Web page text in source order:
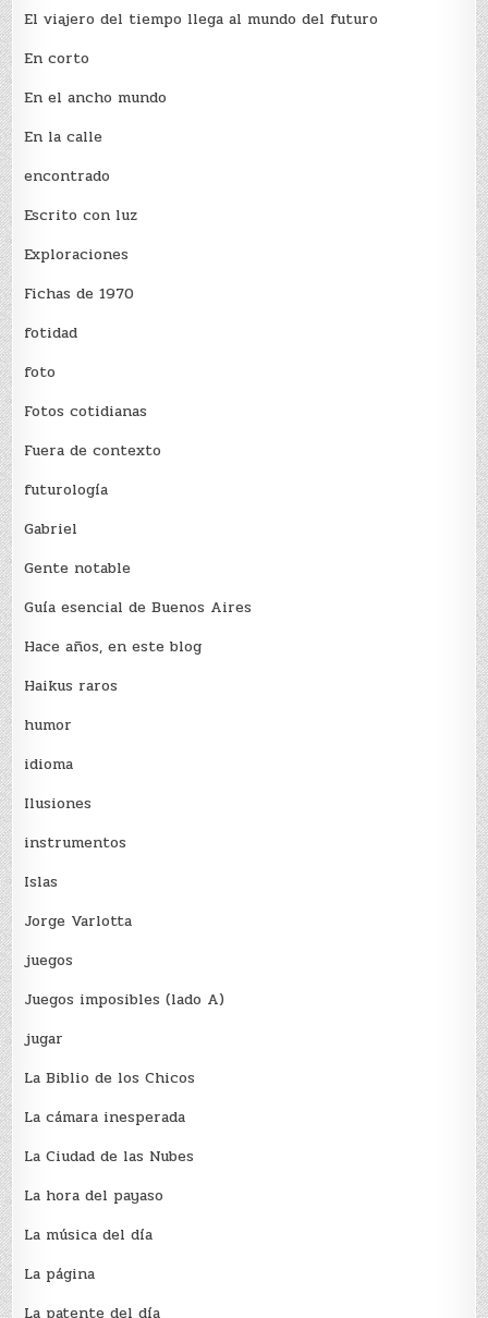
El viajero del tiempo llega al mundo del futuro
En corto
En el ancho mundo
En la calle
encontrado
Escrito con luz
Exploraciones
Fichas de 1970
fotidad
foto
Fotos cotidianas
Fuera de contexto
futurología
Gabriel
Gente notable
Guía esencial de Buenos Aires
Hace años, en este blog
Haikus raros
humor
idioma
Ilusiones
instrumentos
Islas
Jorge Varlotta
juegos
Juegos imposibles (lado A)
jugar
La Biblio de los Chicos
La cámara inesperada
La Ciudad de las Nubes
La hora del payaso
La música del día
La página
La patente del día